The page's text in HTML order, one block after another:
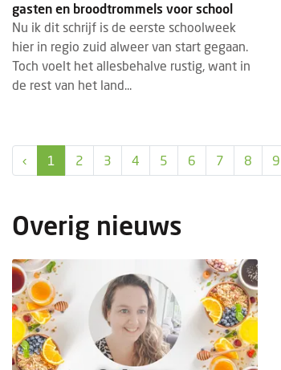
gasten en broodtrommels voor school
Nu ik dit schrijf is de eerste schoolweek
hier in regio zuid alweer van start gegaan.
Toch voelt het allesbehalve rustig, want in
de rest van het land...
‹ 1 2 3 4 5 6 7 8 9
Overig nieuws